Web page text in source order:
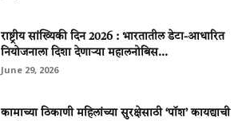
राष्ट्रीय सांख्यिकी दिन 2026 : भारतातील डेटा-आधारित
नियोजनाला दिशा देणाऱ्या महालनोबिस...
June 29, 2026
कामाच्या ठिकाणी महिलांच्या सुरक्षेसाठी ‘पॉश’ कायद्याची